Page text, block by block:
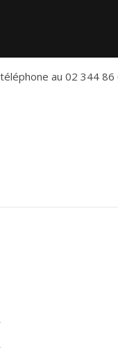
au 02 344